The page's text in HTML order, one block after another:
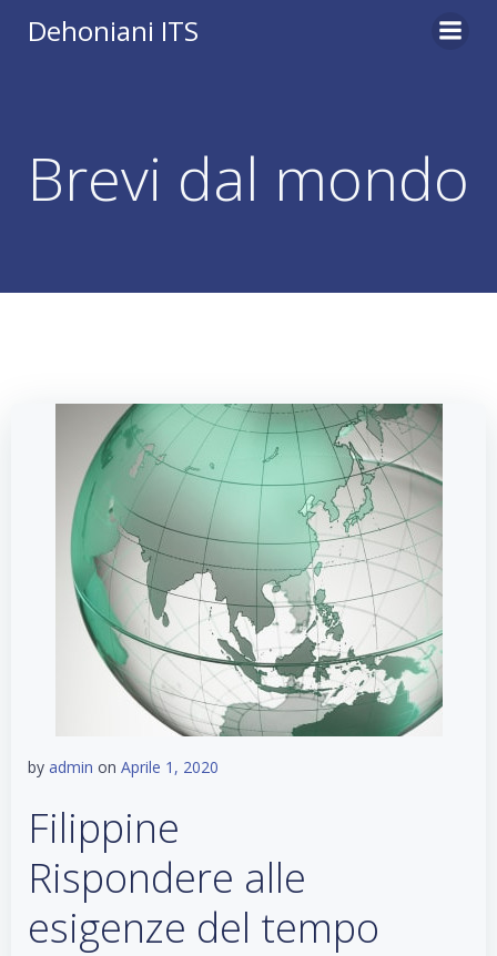
Dehoniani ITS
Brevi dal mondo
by admin on Aprile 1, 2020
Filippine
Rispondere alle
esigenze del tempo